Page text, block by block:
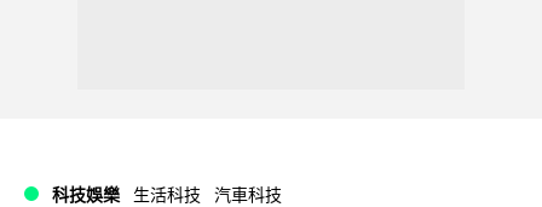
科技娛樂 生活科技 汽車科技